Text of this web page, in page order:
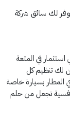
لك سائق شركة
في المتعة
لك تنظيم كل
المطار بسيارة خاصة
تجعل من حلم